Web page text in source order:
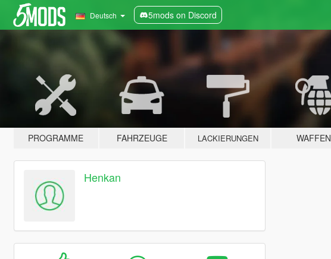
Deutsch 5mods on Discord
PROGRAMME FAHRZEUGE LACKIERUNGEN WAFFEN
Henkan